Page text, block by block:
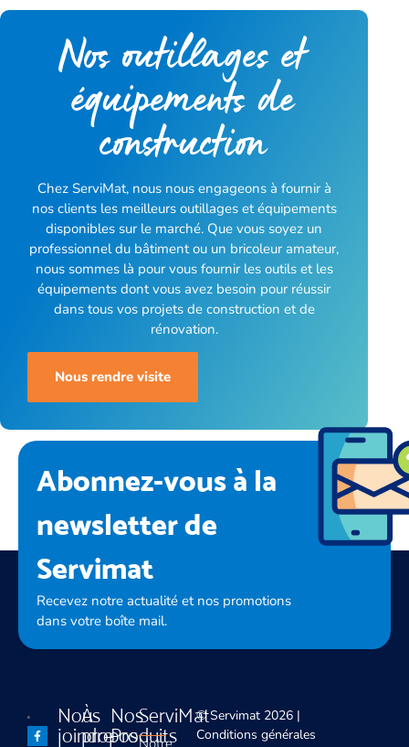
Nos outillages et
équipements de
construction
Chez ServiMat, nous nous engageons à fournir à
nos clients les meilleurs outillages et équipements
disponibles sur le marché. Que vous soyez un
professionnel du bâtiment ou un bricoleur amateur,
nous sommes là pour vous fournir les outils et les
équipements dont vous avez besoin pour réussir
dans tous vos projets de construction et de
rénovation.
Nous rendre visite
Abonnez-vous à la
newsletter de
Servimat
Recevez notre actualité et nos promotions
dans votre boîte mail.
Nous
joindre
À
propos
Nos
Produits
ServiMat
Notre
© Servimat 2026 |
Conditions générales